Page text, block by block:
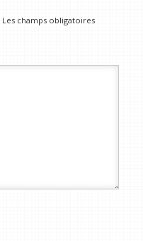
Les champs obligatoires